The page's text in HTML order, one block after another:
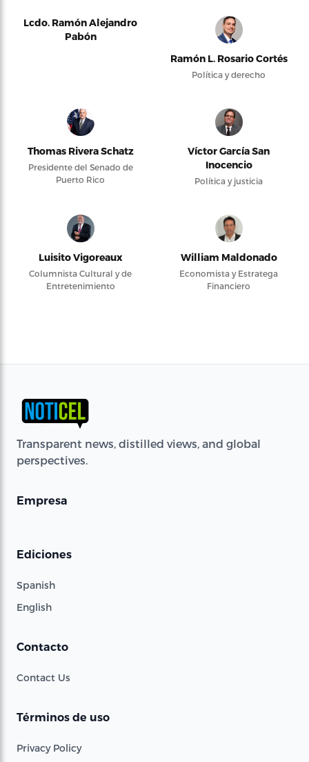
Lcdo. Ramón Alejandro
Pabón
Ramón L. Rosario Cortés
Política y derecho
Thomas Rivera Schatz
Presidente del Senado de
Puerto Rico
Víctor García San
Inocencio
Política y justicia
Luisito Vigoreaux
Columnista Cultural y de
Entretenimiento
William Maldonado
Economista y Estratega
Financiero
Transparent news, distilled views, and global
perspectives.
Empresa
Ediciones
Spanish
English
Contacto
Contact Us
Términos de uso
Privacy Policy